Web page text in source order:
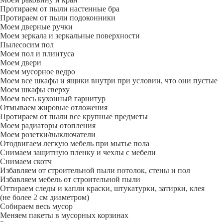
Протираем от пыли настенные бра
Протираем от пыли подоконники
Моем дверные ручки
Моем зеркала и зеркальные поверхности
Пылесосим пол
Моем пол и плинтуса
Моем двери
Моем мусорное ведро
Моем все шкафы и ящики внутри при условии, что они пустые
Моем шкафы сверху
Моем весь кухонный гарнитур
Отмываем жировые отложения
Протираем от пыли все крупные предметы
Моем радиаторы отопления
Моем розетки/выключатели
Отодвигаем легкую мебель при мытье пола
Снимаем защитную пленку и чехлы с мебели
Снимаем скотч
Избавляем от строительной пыли потолок, стены и пол
Избавляем мебель от строительной пыли
Оттираем следы и капли краски, штукатурки, затирки, клея
(не более 2 см диаметром)
Собираем весь мусор
Меняем пакеты в мусорных корзинах